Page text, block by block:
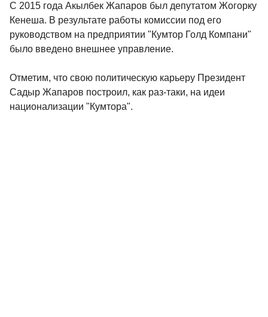
С 2015 года Акылбек Жапаров был депутатом Жогорку
Кенеша. В результате работы комиссии под его
руководством на предприятии "Кумтор Голд Компани"
было введено внешнее управление.
Отметим, что свою политическую карьеру Президент
Садыр Жапаров построил, как раз-таки, на идеи
национализации "Кумтора".